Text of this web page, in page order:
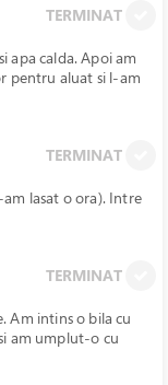
TERMINAT
apa calda. Apoi am
pentru aluat si l-am
TERMINAT
lasat o ora). Intre
TERMINAT
Am intins o bila cu
am umplut-o cu